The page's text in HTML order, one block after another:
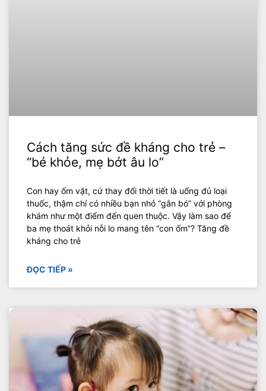
Cách tăng sức đề kháng cho trẻ –
“bé khỏe, mẹ bớt âu lo”
Con hay ốm vặt, cứ thay đổi thời tiết là uống đủ loại
thuốc, thậm chí có nhiều bạn nhỏ “gắn bó” với phòng
khám như một điểm đến quen thuộc. Vậy làm sao để
ba mẹ thoát khỏi nỗi lo mang tên “con ốm”? Tăng đề
kháng cho trẻ
ĐỌC TIẾP »